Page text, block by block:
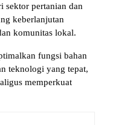
sektor pertanian dan
keberlanjutan
komunitas lokal.
fungsi bahan
teknologi yang tepat,
memperkuat